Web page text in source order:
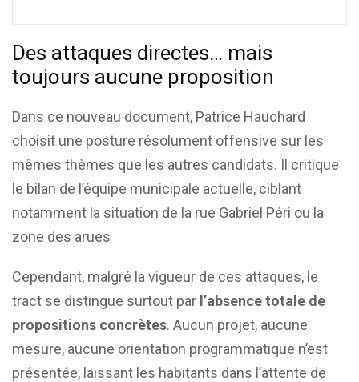
Des attaques directes… mais
toujours aucune proposition
Dans ce nouveau document, Patrice Hauchard
choisit une posture résolument offensive sur les
mêmes thèmes que les autres candidats. Il critique
le bilan de l’équipe municipale actuelle, ciblant
notamment la situation de la rue Gabriel Péri ou la
zone des arues
Cependant, malgré la vigueur de ces attaques, le
tract se distingue surtout par l’absence totale de
propositions concrètes. Aucun projet, aucune
mesure, aucune orientation programmatique n’est
présentée, laissant les habitants dans l’attente de